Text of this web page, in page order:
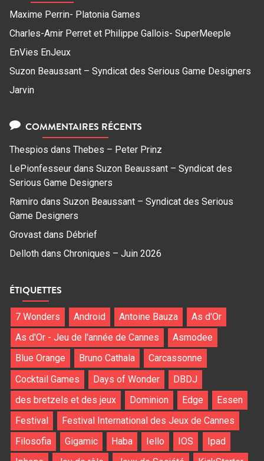
Maxime Perrin- Platonia Games
Charles-Amir Perret et Philippe Gallois- SuperMeeple
EnVies EnJeux
Suzon Beaussant – Syndicat des Serious Game Designers
Jarvin
COMMENTAIRES RÉCENTS
Thespios dans Thebes – Peter Prinz
LePionfesseur dans Suzon Beaussant – Syndicat des
Serious Game Designers
Ramiro dans Suzon Beaussant – Syndicat des Serious
Game Designers
Grovast dans Débrief
Delloth dans Chroniques – Juin 2026
ÉTIQUETTES
7 Wonders Android Antoine Bauza
As d'Or
As d'Or - Jeu de l'année de Cannes
Asmodee
Blue Orange
Bruno Cathala
Carcassonne
Cocktail Games
Days of Wonder
DBDJ
des bretzels et des jeux
Dominion Edge
Essen
Festival
Festival International des Jeux de Cannes
Filosofia
Gigamic Haba Iello IOS
Ipad